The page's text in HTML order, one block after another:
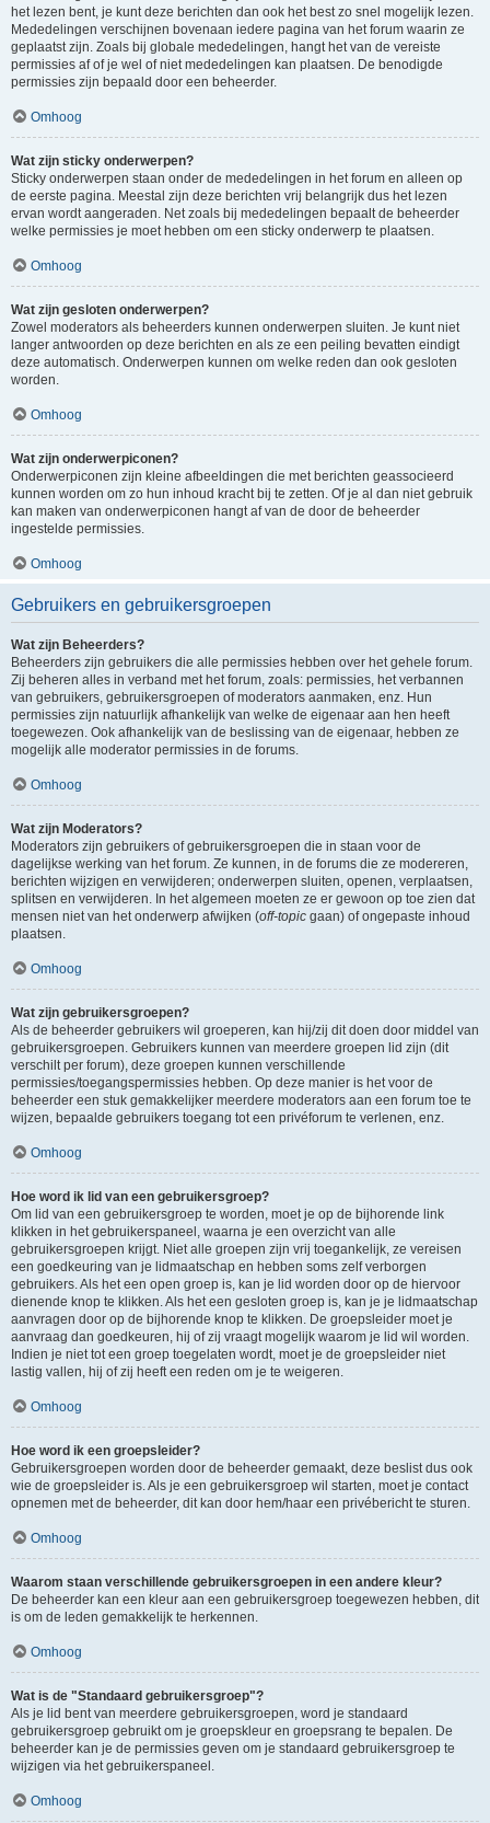
het lezen bent, je kunt deze berichten dan ook het best zo snel mogelijk lezen.
Mededelingen verschijnen bovenaan iedere pagina van het forum waarin ze
geplaatst zijn. Zoals bij globale mededelingen, hangt het van de vereiste
permissies af of je wel of niet mededelingen kan plaatsen. De benodigde
permissies zijn bepaald door een beheerder.
Omhoog
Wat zijn sticky onderwerpen?
Sticky onderwerpen staan onder de mededelingen in het forum en alleen op
de eerste pagina. Meestal zijn deze berichten vrij belangrijk dus het lezen
ervan wordt aangeraden. Net zoals bij mededelingen bepaalt de beheerder
welke permissies je moet hebben om een sticky onderwerp te plaatsen.
Omhoog
Wat zijn gesloten onderwerpen?
Zowel moderators als beheerders kunnen onderwerpen sluiten. Je kunt niet
langer antwoorden op deze berichten en als ze een peiling bevatten eindigt
deze automatisch. Onderwerpen kunnen om welke reden dan ook gesloten
worden.
Omhoog
Wat zijn onderwerpiconen?
Onderwerpiconen zijn kleine afbeeldingen die met berichten geassocieerd
kunnen worden om zo hun inhoud kracht bij te zetten. Of je al dan niet gebruik
kan maken van onderwerpiconen hangt af van de door de beheerder
ingestelde permissies.
Omhoog
Gebruikers en gebruikersgroepen
Wat zijn Beheerders?
Beheerders zijn gebruikers die alle permissies hebben over het gehele forum.
Zij beheren alles in verband met het forum, zoals: permissies, het verbannen
van gebruikers, gebruikersgroepen of moderators aanmaken, enz. Hun
permissies zijn natuurlijk afhankelijk van welke de eigenaar aan hen heeft
toegewezen. Ook afhankelijk van de beslissing van de eigenaar, hebben ze
mogelijk alle moderator permissies in de forums.
Omhoog
Wat zijn Moderators?
Moderators zijn gebruikers of gebruikersgroepen die in staan voor de
dagelijkse werking van het forum. Ze kunnen, in de forums die ze modereren,
berichten wijzigen en verwijderen; onderwerpen sluiten, openen, verplaatsen,
splitsen en verwijderen. In het algemeen moeten ze er gewoon op toe zien dat
mensen niet van het onderwerp afwijken (off-topic gaan) of ongepaste inhoud
plaatsen.
Omhoog
Wat zijn gebruikersgroepen?
Als de beheerder gebruikers wil groeperen, kan hij/zij dit doen door middel van
gebruikersgroepen. Gebruikers kunnen van meerdere groepen lid zijn (dit
verschilt per forum), deze groepen kunnen verschillende
permissies/toegangspermissies hebben. Op deze manier is het voor de
beheerder een stuk gemakkelijker meerdere moderators aan een forum toe te
wijzen, bepaalde gebruikers toegang tot een privéforum te verlenen, enz.
Omhoog
Hoe word ik lid van een gebruikersgroep?
Om lid van een gebruikersgroep te worden, moet je op de bijhorende link
klikken in het gebruikerspaneel, waarna je een overzicht van alle
gebruikersgroepen krijgt. Niet alle groepen zijn vrij toegankelijk, ze vereisen
een goedkeuring van je lidmaatschap en hebben soms zelf verborgen
gebruikers. Als het een open groep is, kan je lid worden door op de hiervoor
dienende knop te klikken. Als het een gesloten groep is, kan je je lidmaatschap
aanvragen door op de bijhorende knop te klikken. De groepsleider moet je
aanvraag dan goedkeuren, hij of zij vraagt mogelijk waarom je lid wil worden.
Indien je niet tot een groep toegelaten wordt, moet je de groepsleider niet
lastig vallen, hij of zij heeft een reden om je te weigeren.
Omhoog
Hoe word ik een groepsleider?
Gebruikersgroepen worden door de beheerder gemaakt, deze beslist dus ook
wie de groepsleider is. Als je een gebruikersgroep wil starten, moet je contact
opnemen met de beheerder, dit kan door hem/haar een privébericht te sturen.
Omhoog
Waarom staan verschillende gebruikersgroepen in een andere kleur?
De beheerder kan een kleur aan een gebruikersgroep toegewezen hebben, dit
is om de leden gemakkelijk te herkennen.
Omhoog
Wat is de "Standaard gebruikersgroep"?
Als je lid bent van meerdere gebruikersgroepen, word je standaard
gebruikersgroep gebruikt om je groepskleur en groepsrang te bepalen. De
beheerder kan je de permissies geven om je standaard gebruikersgroep te
wijzigen via het gebruikerspaneel.
Omhoog